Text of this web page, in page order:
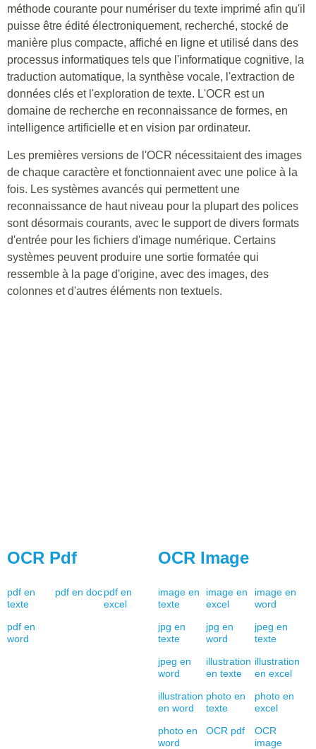
méthode courante pour numériser du texte imprimé afin qu'il
puisse être édité électroniquement, recherché, stocké de
manière plus compacte, affiché en ligne et utilisé dans des
processus informatiques tels que l'informatique cognitive, la
traduction automatique, la synthèse vocale, l'extraction de
données clés et l'exploration de texte. L'OCR est un
domaine de recherche en reconnaissance de formes, en
intelligence artificielle et en vision par ordinateur.
Les premières versions de l'OCR nécessitaient des images
de chaque caractère et fonctionnaient avec une police à la
fois. Les systèmes avancés qui permettent une
reconnaissance de haut niveau pour la plupart des polices
sont désormais courants, avec le support de divers formats
d'entrée pour les fichiers d'image numérique. Certains
systèmes peuvent produire une sortie formatée qui
ressemble à la page d'origine, avec des images, des
colonnes et d'autres éléments non textuels.
OCR Pdf
pdf en
texte
pdf en docpdf en
excel
pdf en
word
OCR Image
image en
texte
image en
excel
image en
word
jpg en
texte
jpg en
word
jpeg en
texte
jpeg en
word
illustration
en texte
illustration
en excel
illustration
en word
photo en
texte
photo en
excel
photo en
word
OCR pdf
OCR
image